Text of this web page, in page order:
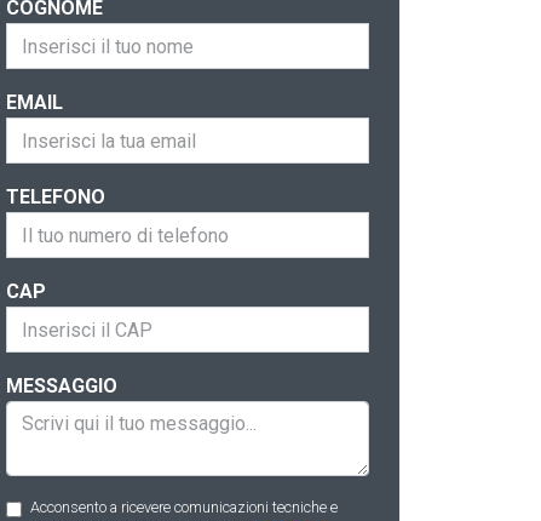
COGNOME
EMAIL
TELEFONO
CAP
MESSAGGIO
Acconsento a ricevere comunicazioni tecniche e